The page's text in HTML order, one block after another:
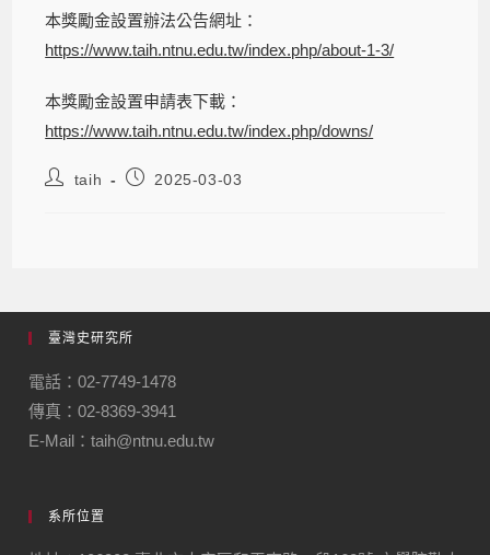
本獎勵金設置辦法公告網址：
https://www.taih.ntnu.edu.tw/index.php/about-1-3/
本獎勵金設置申請表下載：
https://www.taih.ntnu.edu.tw/index.php/downs/
taih 2025-03-03
臺灣史研究所
電話：02-7749-1478
傳真：02-8369-3941
E-Mail：taih@ntnu.edu.tw
系所位置